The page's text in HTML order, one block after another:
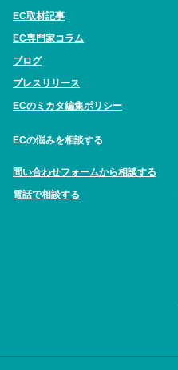
EC取材記事
EC専門家コラム
ブログ
プレスリリース
ECのミカタ編集ポリシー
ECの悩みを相談する
問い合わせフォームから相談する
電話で相談する